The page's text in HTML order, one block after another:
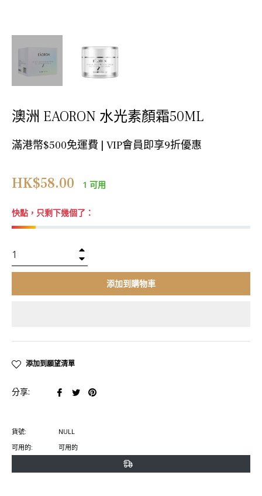
澳洲 EAORON 水光素顏霜50ML
滿港幣$500免運費 | VIP會員即享9折優惠
正
價
HK$58.00 1 可用
快點，只剩下幾個了：
添加到購物車
添加到願望清單
分享:
在
上
分
在 在
貨號:
NULL
可用的:
可用的